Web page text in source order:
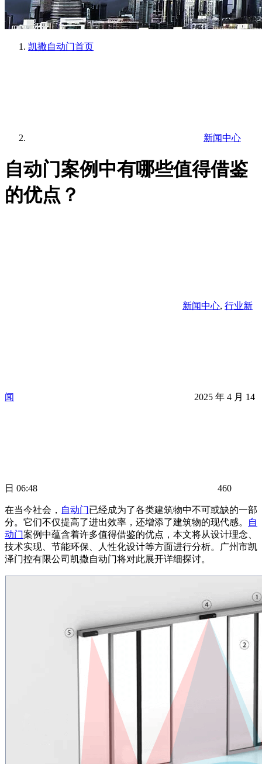
凯撒自动门首页
新闻中心
自动门案例中有哪些值得借鉴
的优点？
新闻中心, 行业新
闻 2025 年 4 月 14
日 06:48 460
在当今社会， 自动门已经成为了各类建筑物中不可或缺的一部
分。它们不仅提高了进出效率，还增添了建筑物的现代感。
自
动门案例中蕴含着许多值得借鉴的优点，本文将从设计理念、
技术实现、节能环保、人性化设计等方面进行分析。广州市凯
泽门控有限公司凯撒自动门将对此展开详细探讨。